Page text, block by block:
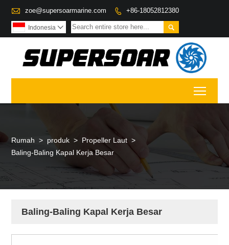
 zoe@supersoarmarine.com  +86-18052812380

Indonesia 
Rumah > produk > Propeller Laut >
Baling-Baling Kapal Kerja Besar
Baling-Baling Kapal Kerja Besar